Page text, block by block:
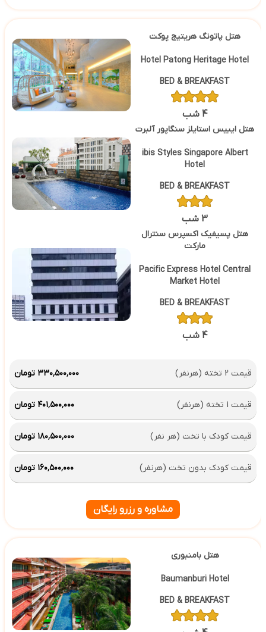
هتل پاتونگ هریتیج پوکت
Hotel Patong Heritage Hotel
BED & BREAKFAST
4 شب
هتل ایبیس استایلز سنگاپور آلبرت
ibis Styles Singapore Albert
Hotel
BED & BREAKFAST
3 شب
هتل پسیفیک اکسپرس سنترال
مارکت
Pacific Express Hotel Central
Market Hotel
BED & BREAKFAST
4 شب
قیمت 2 تخته (هرنفر) ۳۳۰٬۵۰۰٬۰۰۰ تومان
قیمت 1 تخته (هرنفر) ۴۰۱٬۵۰۰٬۰۰۰ تومان
قیمت کودک با تخت (هر نفر) ۱۸۰٬۵۰۰٬۰۰۰ تومان
قیمت کودک بدون تخت (هرنفر) ۱۶۰٬۵۰۰٬۰۰۰ تومان
مشاوره و رزرو رایگان
هتل بامنبوری
Baumanburi Hotel
BED & BREAKFAST